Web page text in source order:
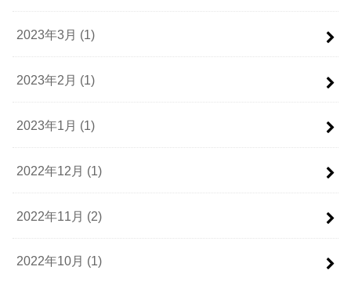
2023年3月 (1)
2023年2月 (1)
2023年1月 (1)
2022年12月 (1)
2022年11月 (2)
2022年10月 (1)